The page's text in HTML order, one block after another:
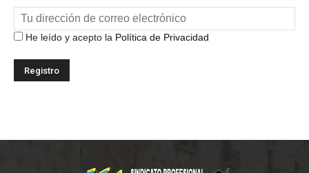
He leído y acepto la Política de Privacidad